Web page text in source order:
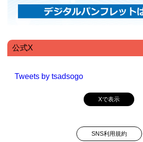
公式X
Tweets by tsadsogo
Xで表示
SNS利用規約